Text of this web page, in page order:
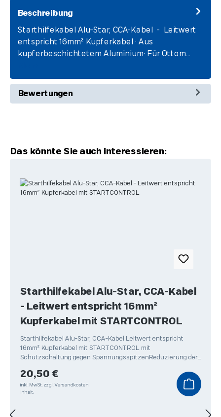
Beschreibung
Starthilfekabel Alu-Star, CCA-Kabel - Leitwert
entspricht 16mm² Kupferkabel • Aus
kupferbeschichtetem Aluminium• Für Ottom…
Bewertungen
Produktgalerie überspringen
Das könnte Sie auch interessieren:
Starthilfekabel Alu-Star, CCA-Kabel
- Leitwert entspricht 16mm²
Kupferkabel mit STARTCONTROL
Starthilfekabel Alu-Star, CCA-Kabel Leitwert entspricht
16mm² Kupferkabel mit STARTCONTROL mit
Schutzschaltung gegen SpannungsspitzenReduzierung der
Regulärer Preis:
20,50 €
inkl. MwSt. zzgl. Versandkosten
Inhalt: